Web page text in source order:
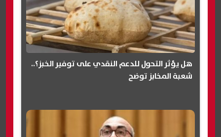
هل يؤثر التحول للدعم النقدي على توفير الخبز؟..
شعبة المخابز توضح